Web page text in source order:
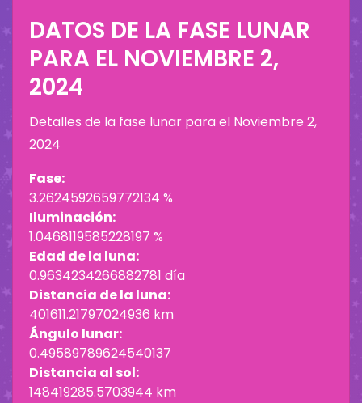
DATOS DE LA FASE LUNAR
PARA EL NOVIEMBRE 2,
2024
Detalles de la fase lunar para el Noviembre 2,
2024
Fase:
3.2624592659772134 %
Iluminación:
1.0468119585228197 %
Edad de la luna:
0.9634234266882781 día
Distancia de la luna:
401611.21797024936 km
Ángulo lunar:
0.49589789624540137
Distancia al sol:
148419285.5703944 km